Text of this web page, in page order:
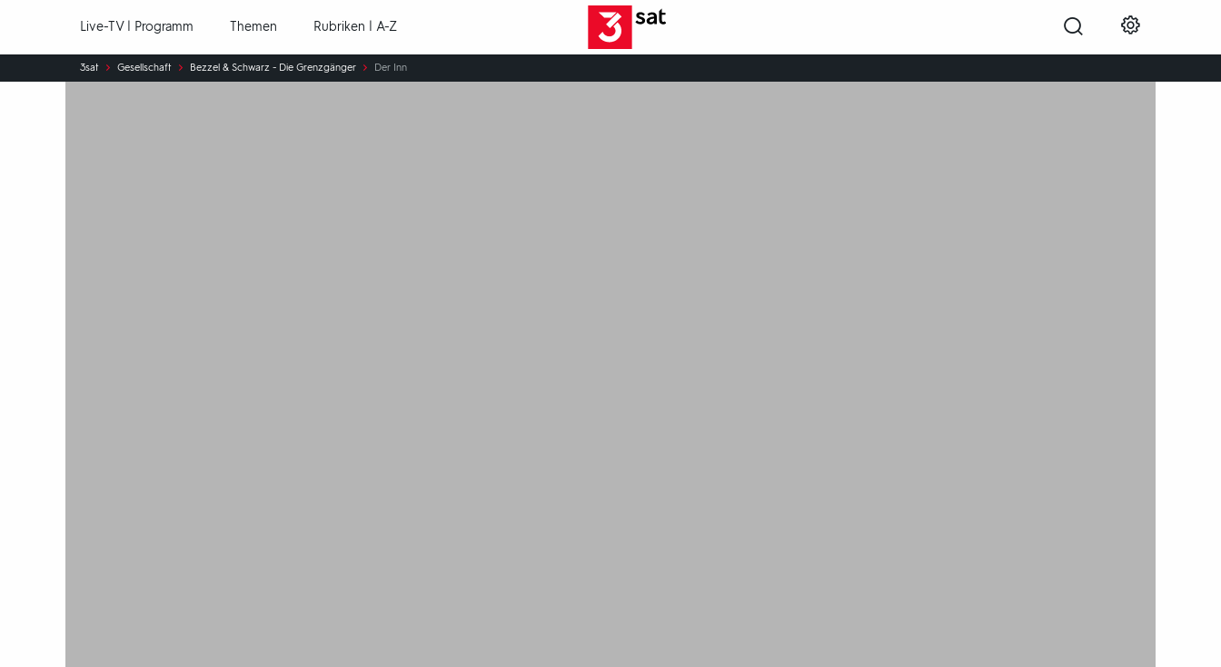
Live-TV | Programm Themen Rubriken | A-Z
Sie
sind
3sat Gesellschaft Bezzel & Schwarz - Die Grenzgänger Der Inn